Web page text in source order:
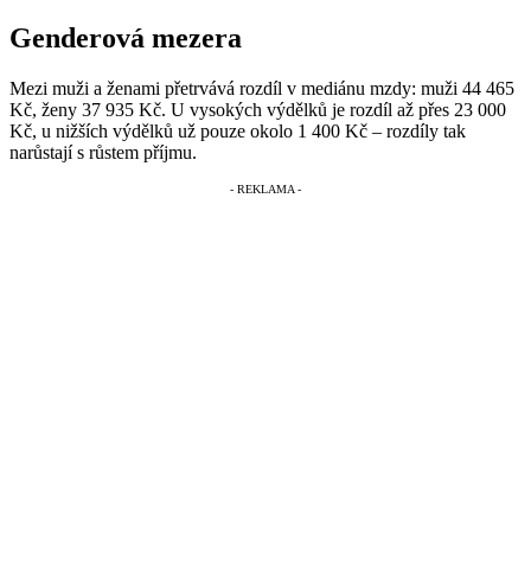
Genderová mezera
Mezi muži a ženami přetrvává rozdíl v mediánu mzdy: muži 44 465
Kč, ženy 37 935 Kč. U vysokých výdělků je rozdíl až přes 23 000
Kč, u nižších výdělků už pouze okolo 1 400 Kč – rozdíly tak
narůstají s růstem příjmu.